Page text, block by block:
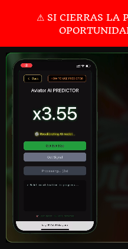
⚠ SI CIERRAS LA